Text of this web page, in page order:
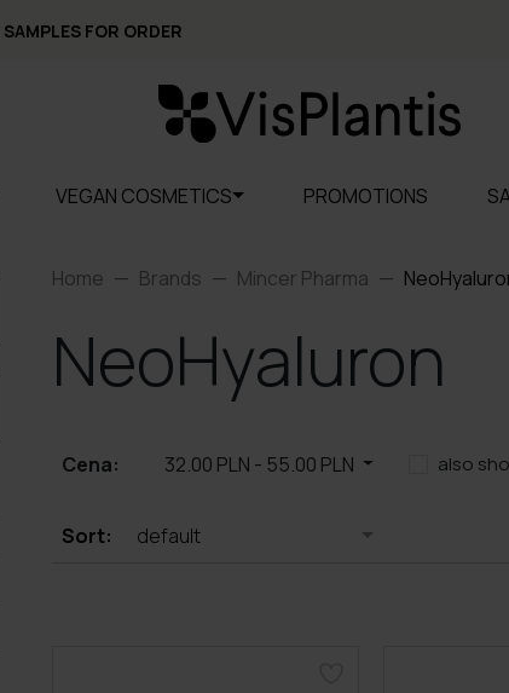
SAMPLES FOR ORDER
VEGAN COSMETICS PROMOTIONS
Home Brands Mincer Pharma
NeoHyaluron
Cena: 32.00 PLN - 55.00 PLN also
Sort: default